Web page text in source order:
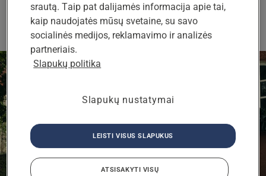
srautą. Taip pat dalijamės informacija apie tai,
kaip naudojatės mūsų svetaine, su savo
socialinės medijos, reklamavimo ir analizės
partneriais.
Slapukų politika
Slapukų nustatymai
ATSISAKYTI VISŲ
LEISTI VISUS SLAPUKUS